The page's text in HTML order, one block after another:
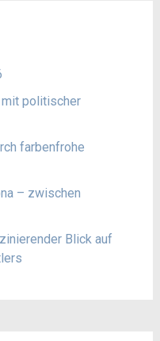
mit politischer
farbenfrohe
– zwischen
Blick auf